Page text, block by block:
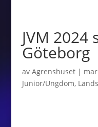
JVM 2024
Göteborg
av Agrenshuset|
Junior/Ungdom,